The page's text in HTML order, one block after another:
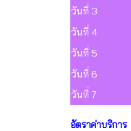
วันที่ 3
วันที่ 4
วันที่ 5
วันที่ 6
วันที่ 7
อัตราค่าบริการ